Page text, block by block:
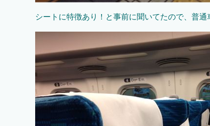
シートに特徴あり！と事前に聞いてたので、普